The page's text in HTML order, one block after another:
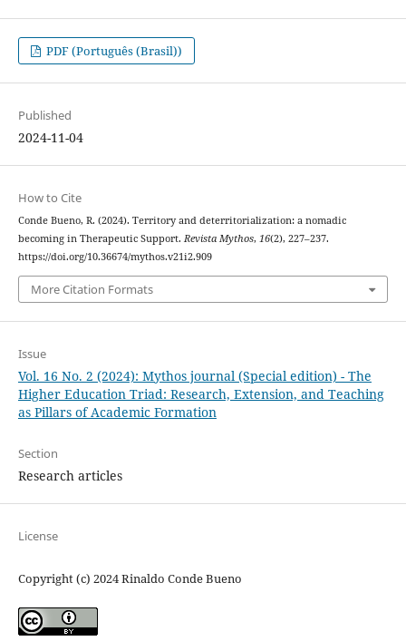
PDF (Português (Brasil))
Published
2024-11-04
How to Cite
Conde Bueno, R. (2024). Territory and deterritorialization: a nomadic
becoming in Therapeutic Support. Revista Mythos, 16(2), 227–237.
https://doi.org/10.36674/mythos.v21i2.909
More Citation Formats
Issue
Vol. 16 No. 2 (2024): Mythos journal (Special edition) - The
Higher Education Triad: Research, Extension, and Teaching
as Pillars of Academic Formation
Section
Research articles
License
Copyright (c) 2024 Rinaldo Conde Bueno